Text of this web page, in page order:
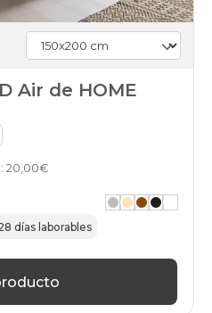
Air de HOME
20,00€
días laborables